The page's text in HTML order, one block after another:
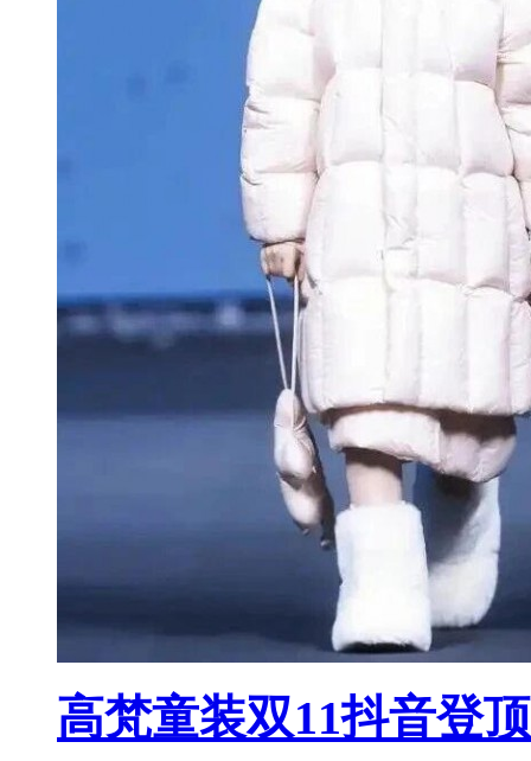
高梵童装双11抖音登